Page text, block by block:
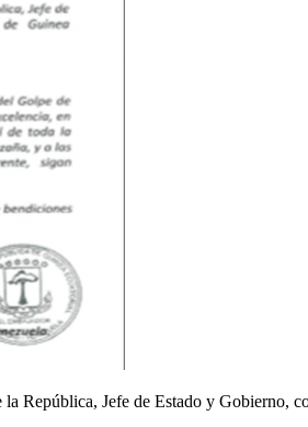
República, Jefe de Estado y